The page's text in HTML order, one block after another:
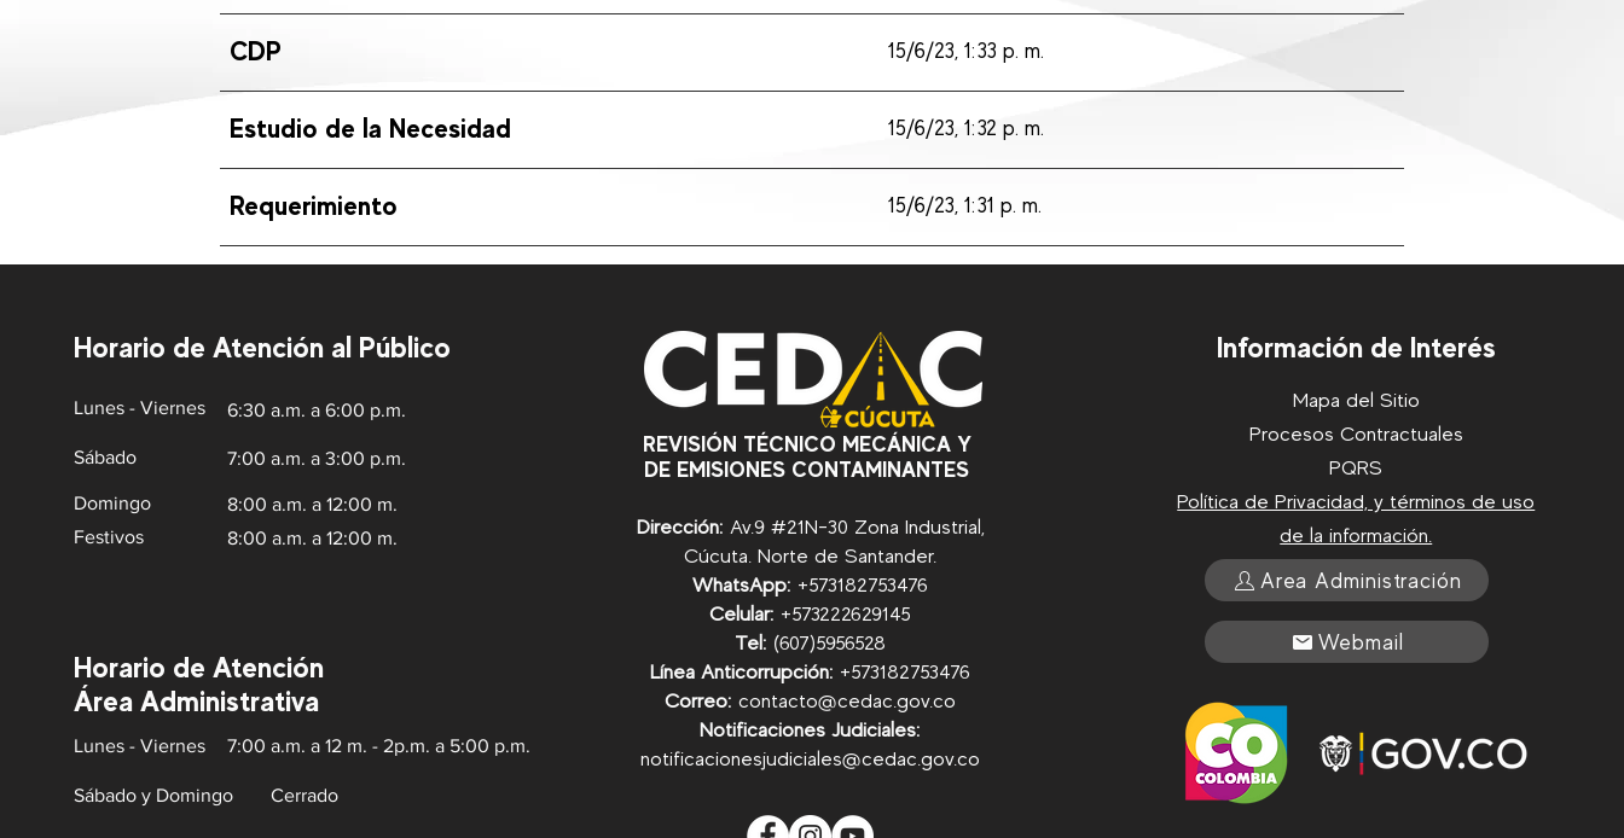
CDP 15/6/23, 1:33 p. m.
Estudio de la Necesidad 15/6/23, 1:32 p. m.
Requerimiento 15/6/23, 1:31 p. m.
Horario de Atención al Público
Lunes - Viernes 6:30 a.m. a 6:00 p.m.
Sábado 7:00 a.m. a 3:00 p.m.
Domingo
Festivos
8:00 a.m. a 12:00 m.
8:00 a.m. a 12:00 m.
Horario de Atención
Área Administrativa
Lunes - Viernes 7:00 a.m. a 12 m. - 2p.m. a 5:00 p.m.
Sábado y Domingo Cerrado
REVISIÓN TÉCNICO MECÁNICA Y
DE EMISIONES CONTAMINANTES
Dirección: Av.9 #21N-30 Zona Industrial,
Cúcuta. Norte de Santander.
WhatsApp: +573182753476
Celular: +573222629145
Tel: (607)5956528
Línea Anticorrupción: +573182753476
Correo:contacto@cedac.gov.co
Notificaciones Judiciales:
notificacionesjudiciales@cedac.gov.co
Información de Interés
Mapa del Sitio
Procesos Contractuales
PQRS
Política de Privacidad, y términos de uso
de la información.
Area Administración
Webmail